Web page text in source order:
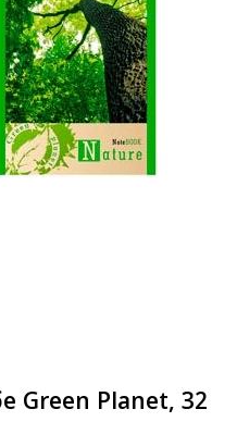
Green Planet, 32